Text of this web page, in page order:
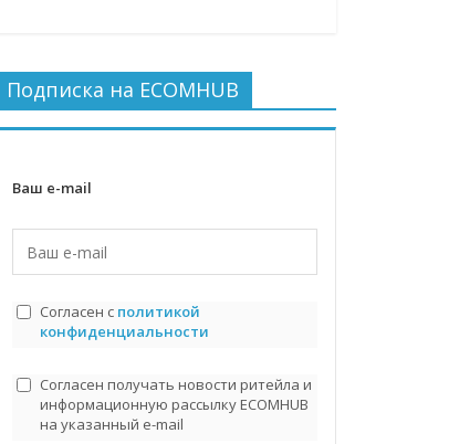
Подписка на ECOMHUB
Ваш e-mail
Согласен с политикой
конфиденциальности
Согласен получать новости ритейла и
информационную рассылку ECOMHUB
на указанный e-mail